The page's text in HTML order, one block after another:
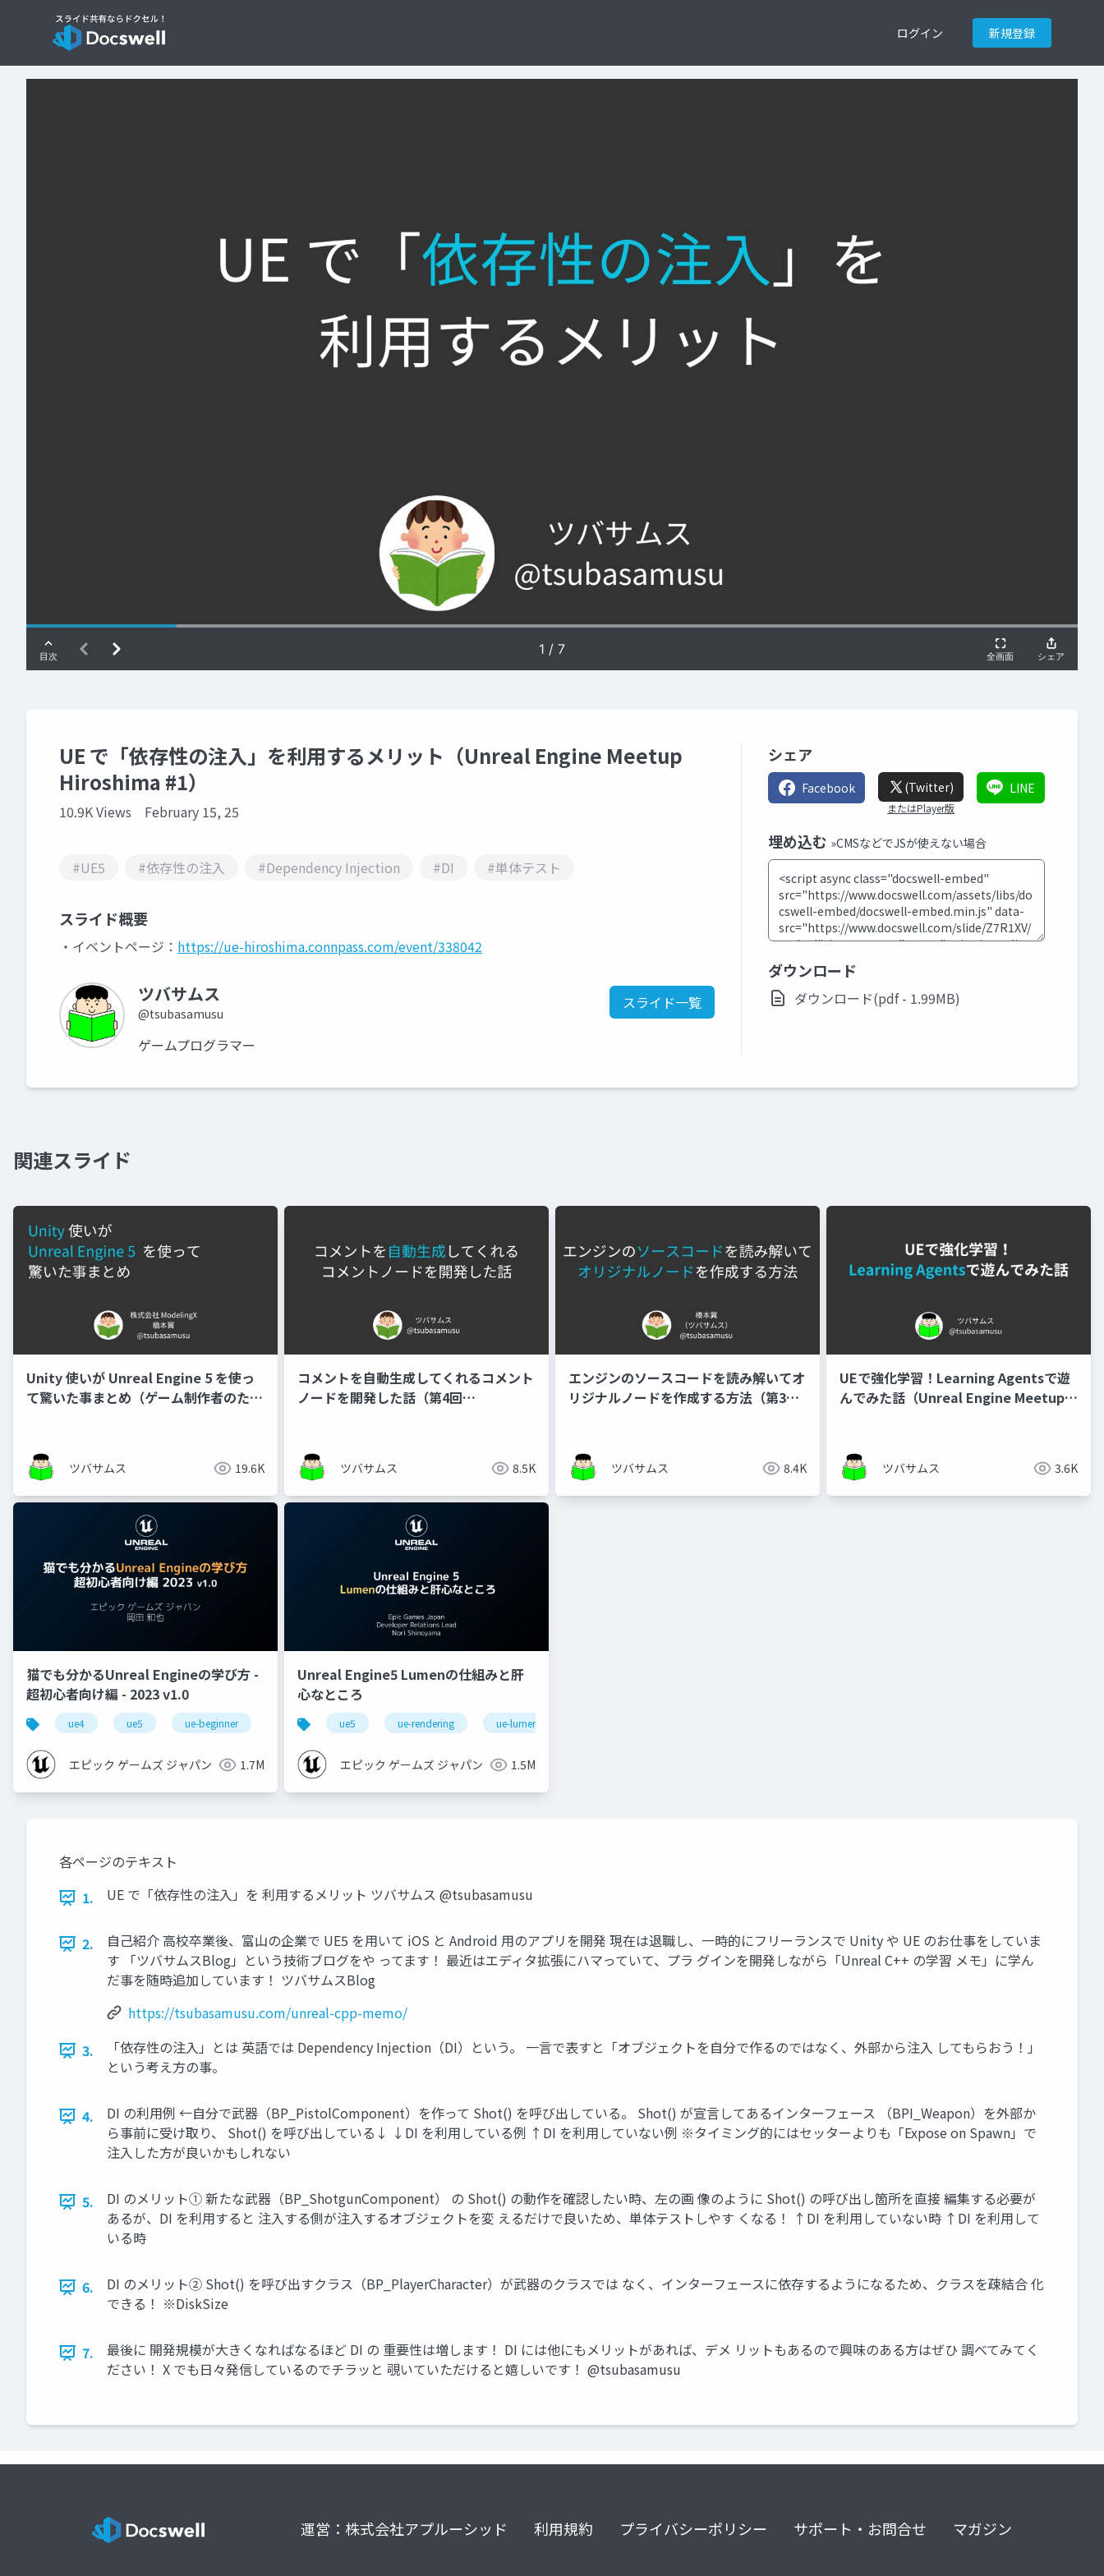
ログイン 新規登録
UE で「依存性の注入」を利用するメリット（Unreal Engine Meetup
Hiroshima #1）
10.9K Views February 15, 25
#UE5 #依存性の注入 #Dependency Injection #DI #単体テスト
スライド概要
・イベントページ： https://ue-hiroshima.connpass.com/event/338042
ツバサムス
@tsubasamusu
スライド一覧
ゲームプログラマー
シェア
Facebook (Twitter)
またはPlayer版
LINE
埋め込む »CMSなどでJSが使えない場合
ダウンロード
ダウンロード(pdf - 1.99MB)
関連スライド
Unity 使いが Unreal Engine 5 を使っ
て驚いた事まとめ（ゲーム制作者のため
ツバサムス 19.6K
コメントを自動生成してくれるコメント
ノードを開発した話（第4回
ツバサムス 8.5K
エンジンのソースコードを読み解いてオ
リジナルノードを作成する方法（第3回
ツバサムス 8.4K
UEで強化学習！Learning Agentsで遊
んでみた話（Unreal Engine Meetup
ツバサムス 3.6K
猫でも分かるUnreal Engineの学び方 -
超初心者向け編 - 2023 v1.0
ue4 ue5 ue-beginner
エピック ゲームズ ジャパン 1.7M
Unreal Engine5 Lumenの仕組みと肝
心なところ
ue5 ue-rendering ue-lumen
エピック ゲームズ ジャパン 1.5M
各ページのテキスト
1.
UE で「依存性の注入」を 利用するメリット ツバサムス @tsubasamusu
2.
自己紹介 高校卒業後、富山の企業で UE5 を用いて iOS と Android 用のアプリを開発 現在は退職し、一時的にフリーランスで Unity や UE のお仕事をしていま
す 「ツバサムスBlog」という技術ブログをや ってます！ 最近はエディタ拡張にハマっていて、プラ グインを開発しながら「Unreal C++ の学習 メモ」に学ん
だ事を随時追加しています！ ツバサムスBlog
https://tsubasamusu.com/unreal-cpp-memo/
3.
「依存性の注入」とは 英語では Dependency Injection（DI）という。 一言で表すと「オブジェクトを自分で作るのではなく、外部から注入 してもらおう！」
という考え方の事。
4.
DI の利用例 ←自分で武器（BP_PistolComponent）を作って Shot() を呼び出している。 Shot() が宣言してあるインターフェース （BPI_Weapon）を外部か
ら事前に受け取り、 Shot() を呼び出している↓ ↓DI を利用している例 ↑DI を利用していない例 ※タイミング的にはセッターよりも「Expose on Spawn」で
注入した方が良いかもしれない
5.
DI のメリット① 新たな武器（BP_ShotgunComponent） の Shot() の動作を確認したい時、左の画 像のように Shot() の呼び出し箇所を直接 編集する必要が
あるが、DI を利用すると 注入する側が注入するオブジェクトを変 えるだけで良いため、単体テストしやす くなる！ ↑DI を利用していない時 ↑DI を利用して
いる時
6.
DI のメリット② Shot() を呼び出すクラス（BP_PlayerCharacter）が武器のクラスでは なく、インターフェースに依存するようになるため、クラスを疎結合 化
できる！ ※DiskSize
7.
最後に 開発規模が大きくなればなるほど DI の 重要性は増します！ DI には他にもメリットがあれば、デメ リットもあるので興味のある方はぜひ 調べてみてく
ださい！ X でも日々発信しているのでチラッと 覗いていただけると嬉しいです！ @tsubasamusu
運営：株式会社アプルーシッド 利用規約 プライバシーポリシー サポート・お問合せ マガジン